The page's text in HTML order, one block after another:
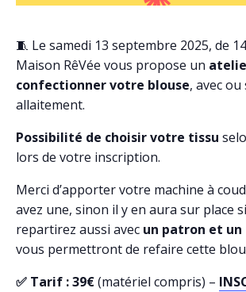
🧵 Le samedi 13 septembre 2025, de
Maison RêVée vous propose un
confectionner votre blouse, avec ou
allaitement.
Possibilité de choisir votre tissu
lors de votre inscription.
Merci d’apporter votre machine à
avez une, sinon il y en aura sur place
repartirez aussi avec un patron et
vous permettront de refaire cette
✅ Tarif : 39€(matériel compris) –